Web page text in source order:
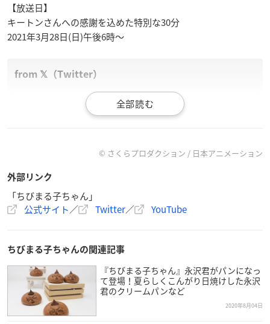
【放送日】
キートンさんへの感謝を込めた特別な30分
2021年3月28日(日)午後6時〜
「ありがとう、キートン山田さん。」
月 28 日（日）の放送をもって卒業することになりました。
#キートン山田
— ちびまる子ちゃん【公式】 (@tweet_maruko)
r 4, 2020
© さくらプロダクション / 日本アニメーション
外部リンク
「ちびまる子ちゃん」
公式サイト／ Twitter／ YouTube
ちびまる子ちゃんの関連記事
『ちびまる子ちゃん』永沢君がパンになっ
て登場！夏らしくこんがり日焼けした永沢
君のクリームパンなど
2020年8月04日